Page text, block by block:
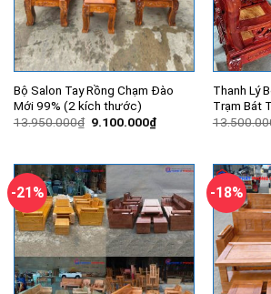
Bộ Salon Tay Rồng Chạm Đào
Mới 99% (2 kích thước)
13.950.000₫ Giá
9.100.000₫Giá
hiện
9.100.000₫.
Thanh Lý
Trạm Bát
-21% -18%